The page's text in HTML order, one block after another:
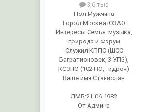
3,6 тыс
Пол:Мужчина
Город:Москва ЮЗАО
Интересы:Семья, музыка,
природа и Форум
Служил:КППО (ШСС
Багратионовск, 3 УПЗ),
КСЗПО (102 ПО, Гидрон)
Ваше имя:Станислав
ДМБ:21-06-1982
От Админа